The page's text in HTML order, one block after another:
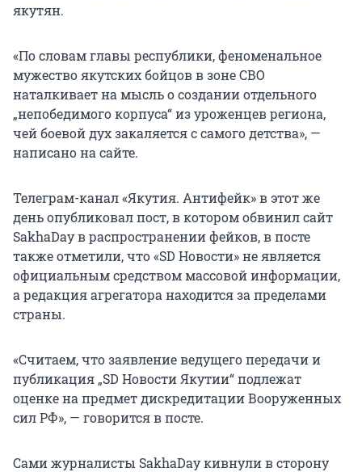
якутян.
«По словам главы республики, феноменальное
мужество якутских бойцов в зоне СВО
наталкивает на мысль о создании отдельного
„непобедимого корпуса“ из уроженцев региона,
чей боевой дух закаляется с самого детства», —
написано на сайте.
Телеграм-канал «Якутия. Антифейк» в этот же
день опубликовал пост, в котором обвинил сайт
SakhaDay в распространении фейков, в посте
также отметили, что «SD Новости» не является
официальным средством массовой информации,
а редакция агрегатора находится за пределами
страны.
«Считаем, что заявление ведущего передачи и
публикация „SD Новости Якутии“ подлежат
оценке на предмет дискредитации Вооруженных
сил РФ», — говорится в посте.
Сами журналисты SakhaDay кивнули в сторону